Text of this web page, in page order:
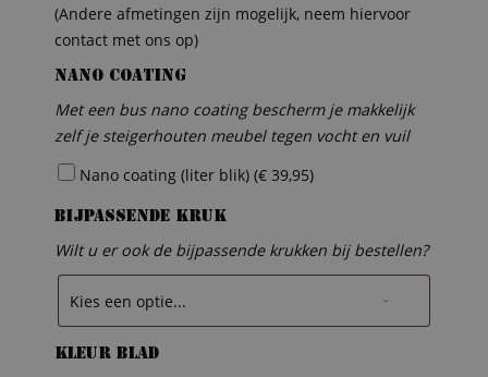
(Andere afmetingen zijn mogelijk, neem hiervoor
contact met ons op)
Nano coating
Met een bus nano coating bescherm je makkelijk
zelf je steigerhouten meubel tegen vocht en vuil
Nano coating (liter blik) (€ 39,95)
Bijpassende kruk
Wilt u er ook de bijpassende krukken bij bestellen?
Kleur blad